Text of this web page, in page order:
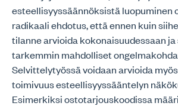
esteellisyyssäännöksistä luopuminen
radikaali ehdotus, että ennen kuin
tilanne arvioida kokonaisuudessaan
tarkemmin mahdolliset
Selvittelytyössä voidaan arvioida
toimivuus esteellisyyssääntelyn
Esimerkiksi ostotarjouskoodissa